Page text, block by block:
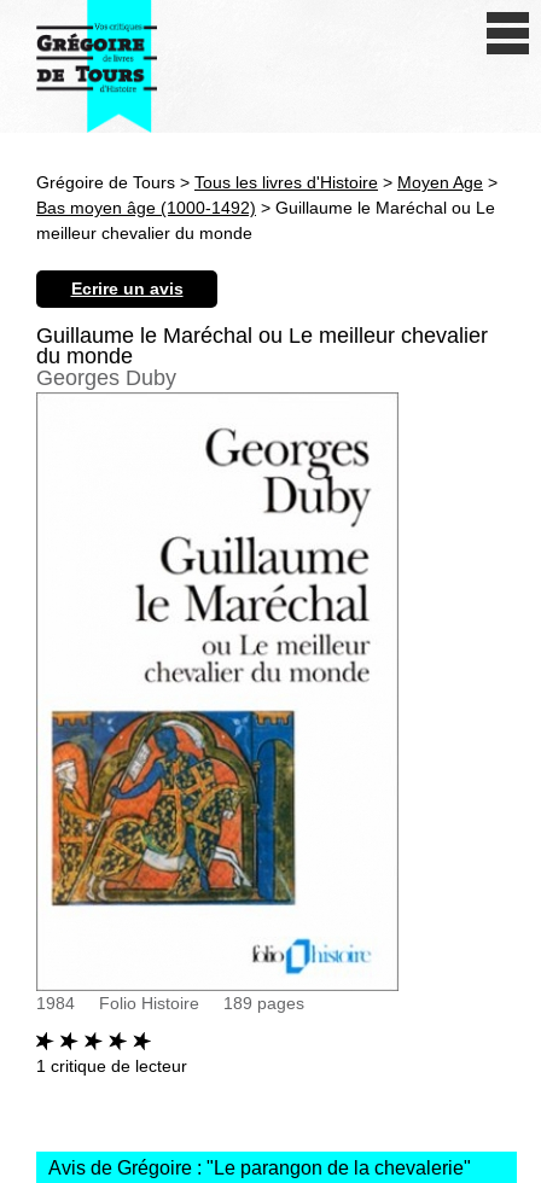
Antiquité
Autres civilisations
Thématiques
Grégoire de Tours > Tous les livres d'Histoire > Moyen Age >
Bas moyen âge (1000-1492) > Guillaume le Maréchal ou Le
meilleur chevalier du monde
Ecrire un avis
Guillaume le Maréchal ou Le meilleur chevalier
du monde
Georges Duby
1984 Folio Histoire 189 pages
1 critique de lecteur
Avis de Grégoire : " Le parangon de la chevalerie"